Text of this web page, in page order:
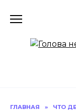
ГЛАВНАЯ » ЧТО